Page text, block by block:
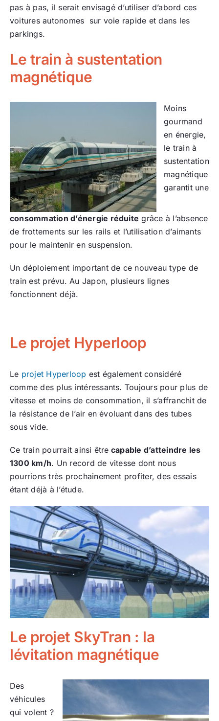
pas à pas, il serait envisagé d’utiliser d’abord ces
voitures autonomes sur voie rapide et dans les
parkings.
Le train à sustentation
magnétique
Moins
gourmand
en énergie,
le train à
sustentation
magnétique
garantit une
consommation d’énergie réduite grâce à l’absence
de frottements sur les rails et l’utilisation d’aimants
pour le maintenir en suspension.
Un déploiement important de ce nouveau type de
train est prévu. Au Japon, plusieurs lignes
fonctionnent déjà.
Le projet Hyperloop
Le projet Hyperloop est également considéré
comme des plus intéressants. Toujours pour plus de
vitesse et moins de consommation, il s’affranchit de
la résistance de l’air en évoluant dans des tubes
sous vide.
Ce train pourrait ainsi être capable d’atteindre les
1300 km/h. Un record de vitesse dont nous
pourrions très prochainement profiter, des essais
étant déjà à l’étude.
Le projet SkyTran : la
lévitation magnétique
Des
véhicules
qui volent ?